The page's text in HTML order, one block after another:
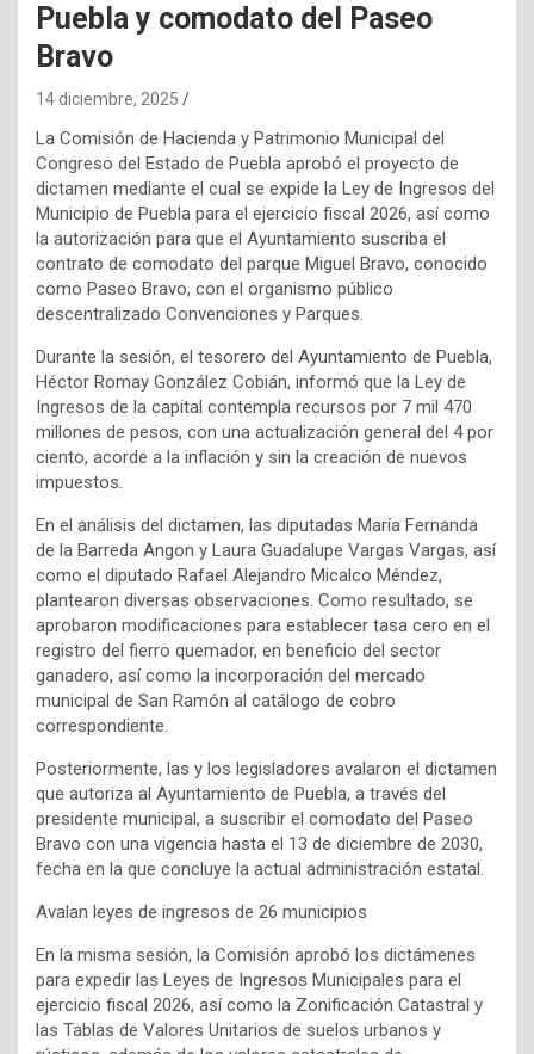
Puebla y comodato del Paseo
Bravo
14 diciembre, 2025
La Comisión de Hacienda y Patrimonio Municipal del
Congreso del Estado de Puebla aprobó el proyecto de
dictamen mediante el cual se expide la Ley de Ingresos del
Municipio de Puebla para el ejercicio fiscal 2026, así como
la autorización para que el Ayuntamiento suscriba el
contrato de comodato del parque Miguel Bravo, conocido
como Paseo Bravo, con el organismo público
descentralizado Convenciones y Parques.
Durante la sesión, el tesorero del Ayuntamiento de Puebla,
Héctor Romay González Cobián, informó que la Ley de
Ingresos de la capital contempla recursos por 7 mil 470
millones de pesos, con una actualización general del 4 por
ciento, acorde a la inflación y sin la creación de nuevos
impuestos.
En el análisis del dictamen, las diputadas María Fernanda
de la Barreda Angon y Laura Guadalupe Vargas Vargas, así
como el diputado Rafael Alejandro Micalco Méndez,
plantearon diversas observaciones. Como resultado, se
aprobaron modificaciones para establecer tasa cero en el
registro del fierro quemador, en beneficio del sector
ganadero, así como la incorporación del mercado
municipal de San Ramón al catálogo de cobro
correspondiente.
Posteriormente, las y los legisladores avalaron el dictamen
que autoriza al Ayuntamiento de Puebla, a través del
presidente municipal, a suscribir el comodato del Paseo
Bravo con una vigencia hasta el 13 de diciembre de 2030,
fecha en la que concluye la actual administración estatal.
Avalan leyes de ingresos de 26 municipios
En la misma sesión, la Comisión aprobó los dictámenes
para expedir las Leyes de Ingresos Municipales para el
ejercicio fiscal 2026, así como la Zonificación Catastral y
las Tablas de Valores Unitarios de suelos urbanos y